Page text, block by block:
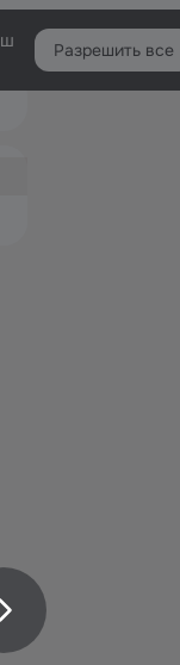
Войти
Разрешить все